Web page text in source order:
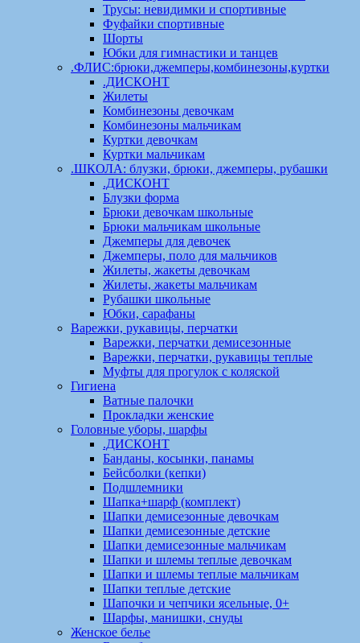
Трусы: невидимки и спортивные
Фуфайки спортивные
Шорты
Юбки для гимнастики и танцев
.ФЛИС:брюки,джемперы,комбинезоны,куртки
.ДИСКОНТ
Жилеты
Комбинезоны девочкам
Комбинезоны мальчикам
Куртки девочкам
Куртки мальчикам
.ШКОЛА: блузки, брюки, джемперы, рубашки
.ДИСКОНТ
Блузки форма
Брюки девочкам школьные
Брюки мальчикам школьные
Джемперы для девочек
Джемперы, поло для мальчиков
Жилеты, жакеты девочкам
Жилеты, жакеты мальчикам
Рубашки школьные
Юбки, сарафаны
Варежки, рукавицы, перчатки
Варежки, перчатки демисезонные
Варежки, перчатки, рукавицы теплые
Муфты для прогулок с коляской
Гигиена
Ватные палочки
Прокладки женские
Головные уборы, шарфы
.ДИСКОНТ
Банданы, косынки, панамы
Бейсболки (кепки)
Подшлемники
Шапка+шарф (комплект)
Шапки демисезонные девочкам
Шапки демисезонные детские
Шапки демисезонные мальчикам
Шапки и шлемы теплые девочкам
Шапки и шлемы теплые мальчикам
Шапки теплые детские
Шапочки и чепчики ясельные, 0+
Шарфы, манишки, снуды
Женское белье